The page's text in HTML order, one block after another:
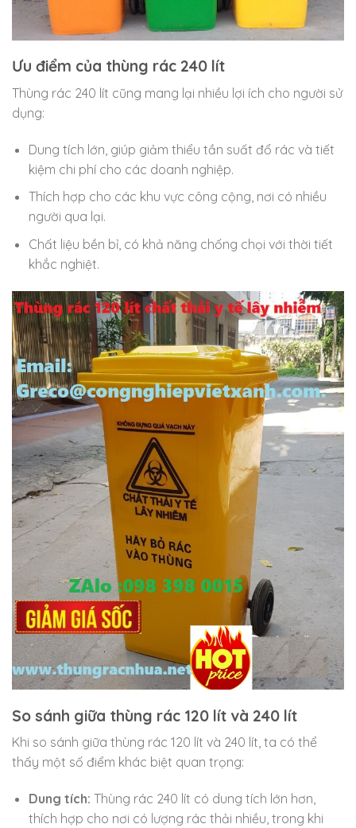
Ưu điểm của thùng rác 240 lít
Thùng rác 240 lít cũng mang lại nhiều lợi ích cho người sử
dụng:
Dung tích lớn, giúp giảm thiểu tần suất đổ rác và tiết
kiệm chi phí cho các doanh nghiệp.
Thích hợp cho các khu vực công cộng, nơi có nhiều
người qua lại.
Chất liệu bền bỉ, có khả năng chống chọi với thời tiết
khắc nghiệt.
So sánh giữa thùng rác 120 lít và 240 lít
Khi so sánh giữa thùng rác 120 lít và 240 lít, ta có thể
thấy một số điểm khác biệt quan trọng:
Dung tích: Thùng rác 240 lít có dung tích lớn hơn,
thích hợp cho nơi có lượng rác thải nhiều, trong khi